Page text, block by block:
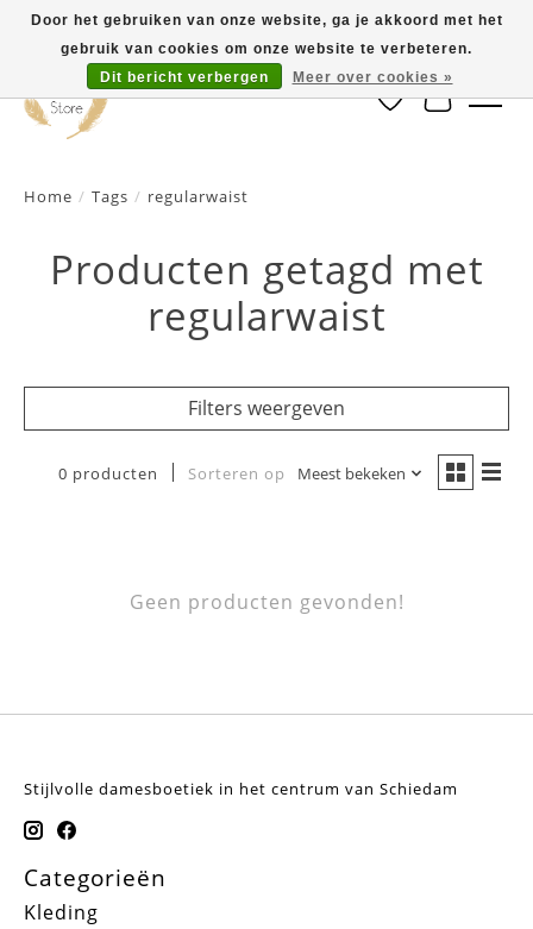
Verlanglijst
Home / Tags / regularwaist
Producten getagd met
regularwaist
Filters weergeven
0 producten Sorteren op Meest bekeken
Geen producten gevonden!
Stijlvolle damesboetiek in het centrum van Schiedam
Categorieën
Kleding
Door het gebruiken van onze website, ga je akkoord met het
gebruik van cookies om onze website te verbeteren.
Dit bericht verbergen
Meer over cookies »